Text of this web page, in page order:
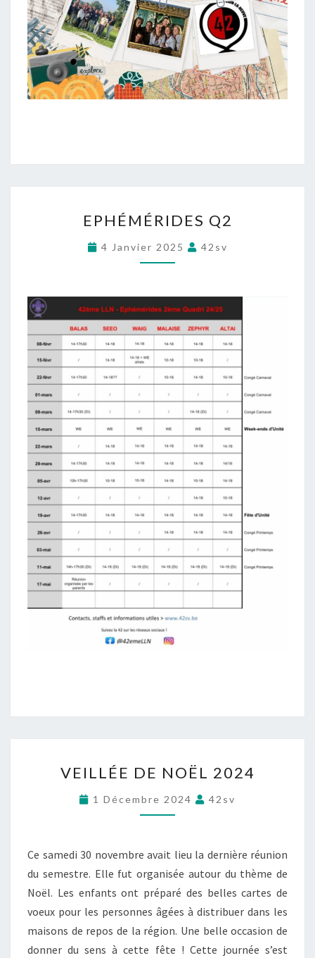
P
É
M
R
I
D
E
Q
EPHÉMÉRIDES Q2
4 Janvier 2025 42sv
E
L
L
E
E
N
O
Ë
L
VEILLÉE DE NOËL 2024
1 Décembre 2024 42sv
Ce samedi 30 novembre avait lieu la dernière réunion
du semestre. Elle fut organisée autour du thème de
Noël. Les enfants ont préparé des belles cartes de
voeux pour les personnes âgées à distribuer dans les
maisons de repos de la région. Une belle occasion de
donner du sens à cette fête ! Cette journée s’est